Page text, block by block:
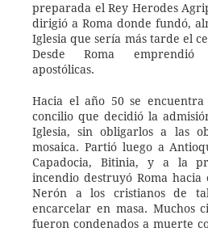
preparada el Rey Herodes
dirigió a Roma donde fundó,
Iglesia que sería más tarde el
Desde Roma emprendió
apostólicas.
Hacia el año 50 se
concilio que decidió la
Iglesia, sin obligarlos a las
mosaica. Partió luego a
Capadocia, Bitinia, y a la
incendio destruyó Roma hacia
Nerón a los cristianos de
encarcelar en masa. Muchos
fueron condenados a muerte